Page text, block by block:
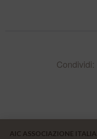
Condividi:
AIC ASSOCIAZIONE